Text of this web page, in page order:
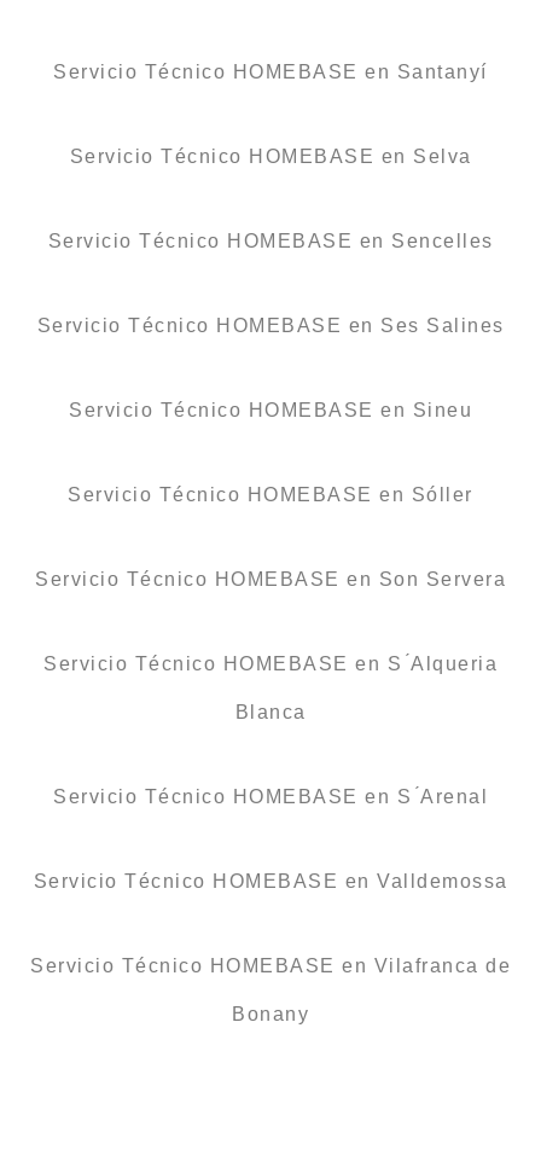
Servicio Técnico HOMEBASE en Santanyí
Servicio Técnico HOMEBASE en Selva
Servicio Técnico HOMEBASE en Sencelles
Servicio Técnico HOMEBASE en Ses Salines
Servicio Técnico HOMEBASE en Sineu
Servicio Técnico HOMEBASE en Sóller
Servicio Técnico HOMEBASE en Son Servera
Servicio Técnico HOMEBASE en S ́Alqueria
Blanca
Servicio Técnico HOMEBASE en S ́Arenal
Servicio Técnico HOMEBASE en Valldemossa
Servicio Técnico HOMEBASE en Vilafranca de
Bonany